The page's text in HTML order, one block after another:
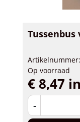
Tussenbus
Op voorraad
€ 8,47
-